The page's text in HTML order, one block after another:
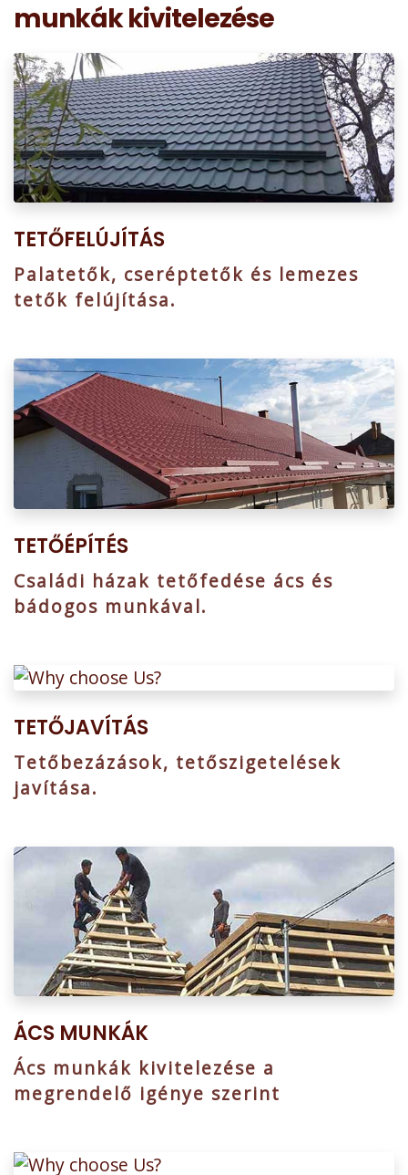
munkák kivitelezése
TETŐFELÚJÍTÁS
Palatetők, cseréptetők és lemezes
tetők felújítása.
TETŐÉPÍTÉS
Családi házak tetőfedése ács és
bádogos munkával.
TETŐJAVÍTÁS
Tetőbezázások, tetőszigetelések
javítása.
ÁCS MUNKÁK
Ács munkák kivitelezése a
megrendelő igénye szerint